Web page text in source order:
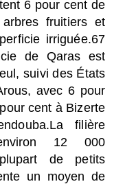
6 pour cent de
fruitiers et
irriguée.67
de Qaras est
suivi des États
avec 6 pour
cent à Bizerte
filière
12 000
de petits
un moyen de